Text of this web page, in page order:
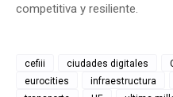
competitiva y resiliente.
cefiii ciudades digitales
eurocities
infraestructura